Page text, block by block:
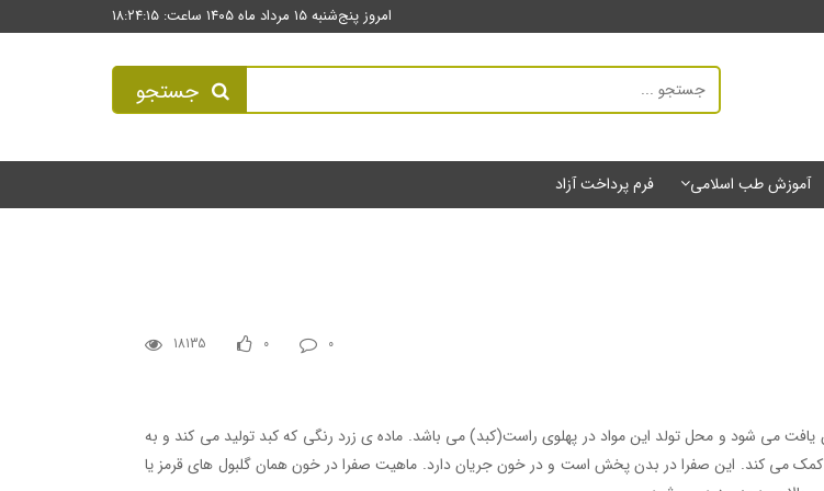
امروز پنج‌شنبه ۱۵ مرداد ماه ۱۴۰۵ ساعت: ۱۸:۲۴:۱۶
جستجو
آموزش طب اسلامی فرم پرداخت آزاد
18135 0 0
یافت می شود و محل تولد این مواد در پهلوی راست(کبد) می باشد. ماده ی زرد رنگی که کبد تولید می کند و به
می کند. این صفرا در بدن پخش است و در خون جریان دارد. ماهیت صفرا در خون همان گلبول های قرمز یا